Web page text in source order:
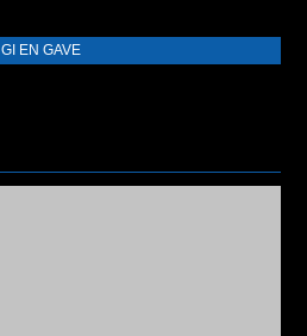
GI EN GAVE